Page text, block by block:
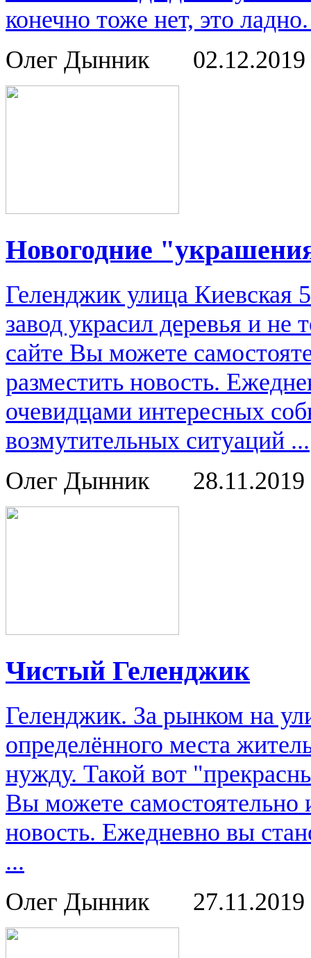
конечно тоже нет, это
Олег Дынник
02.12.2019
Новогодние
Геленджик улица
завод украсил деревья и
сайте Вы можете
разместить новость.
очевидцами интересных
возмутительных ситуаций ...
Олег Дынник
28.11.2019
Чистый Геленджик
Геленджик. За рынком на
определённого места
нужду. Такой вот
Вы можете самостоятельно
новость. Ежедневно вы
...
Олег Дынник
27.11.2019